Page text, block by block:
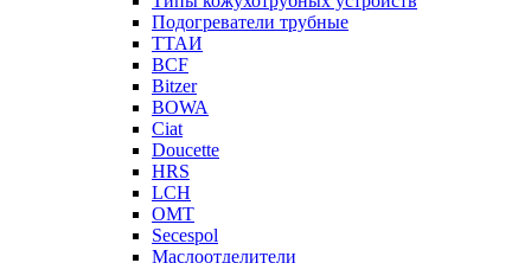
Подогреватели трубные
ТТАИ
BCF
Bitzer
BOWA
Ciat
Doucette
HRS
LCH
OMT
Secespol
Маслоотделители